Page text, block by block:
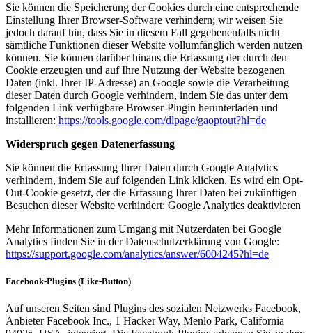
Sie können die Speicherung der Cookies durch eine entsprechende
Einstellung Ihrer Browser-Software verhindern; wir weisen Sie
jedoch darauf hin, dass Sie in diesem Fall gegebenenfalls nicht
sämtliche Funktionen dieser Website vollumfänglich werden nutzen
können. Sie können darüber hinaus die Erfassung der durch den
Cookie erzeugten und auf Ihre Nutzung der Website bezogenen
Daten (inkl. Ihrer IP-Adresse) an Google sowie die Verarbeitung
dieser Daten durch Google verhindern, indem Sie das unter dem
folgenden Link verfügbare Browser-Plugin herunterladen und
installieren: https://tools.google.com/dlpage/gaoptout?hl=de
Widerspruch gegen Datenerfassung
Sie können die Erfassung Ihrer Daten durch Google Analytics
verhindern, indem Sie auf folgenden Link klicken. Es wird ein Opt-
Out-Cookie gesetzt, der die Erfassung Ihrer Daten bei zukünftigen
Besuchen dieser Website verhindert: Google Analytics deaktivieren
Mehr Informationen zum Umgang mit Nutzerdaten bei Google
Analytics finden Sie in der Datenschutzerklärung von Google:
https://support.google.com/analytics/answer/6004245?hl=de
Facebook-Plugins (Like-Button)
Auf unseren Seiten sind Plugins des sozialen Netzwerks Facebook,
Anbieter Facebook Inc., 1 Hacker Way, Menlo Park, California